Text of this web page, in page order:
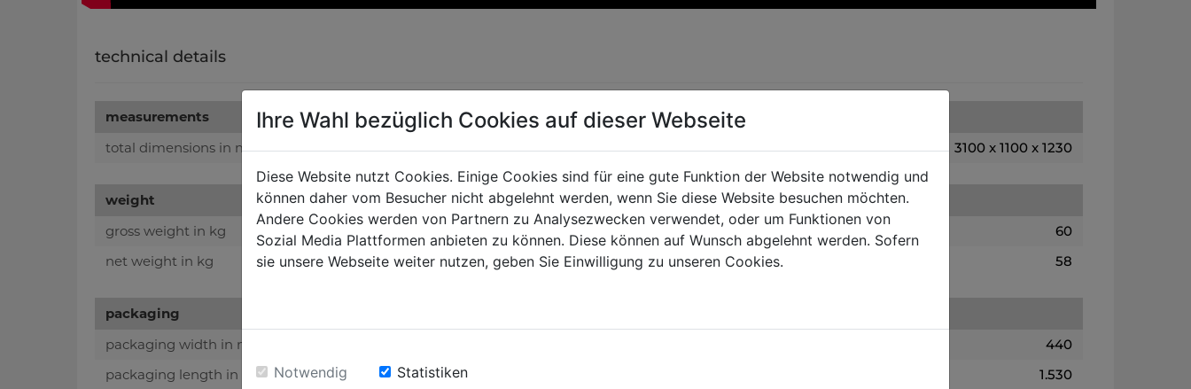
technical details
measurements
total dimensions in mm
3100 x 1100 x 1230
weight
gross weight in kg
60
net weight in kg
58
packaging
packaging width in mm
440
packaging length in mm
1.530
Ihre Wahl bezüglich Cookies auf dieser Webseite
Diese Website nutzt Cookies. Einige Cookies sind für eine gute Funktion der Website notwendig und
können daher vom Besucher nicht abgelehnt werden, wenn Sie diese Website besuchen möchten.
Andere Cookies werden von Partnern zu Analysezwecken verwendet, oder um Funktionen von
Sozial Media Plattformen anbieten zu können. Diese können auf Wunsch abgelehnt werden. Sofern
sie unsere Webseite weiter nutzen, geben Sie Einwilligung zu unseren Cookies.
Notwendig Statistiken